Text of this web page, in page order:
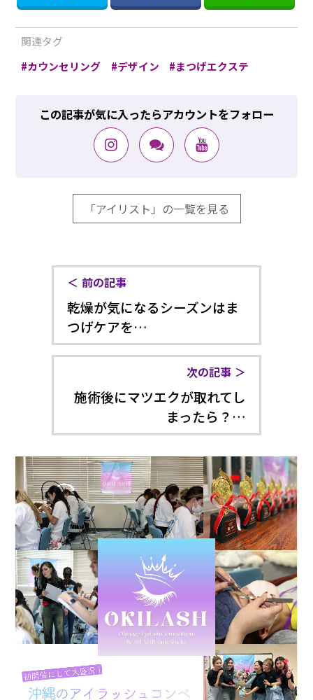
関連タグ
カウンセリング
デザイン まつげエクステ
この記事が気に入ったらアカウントをフォロー
「アイリスト」の一覧を見る
前の記事
乾燥が気になるシーズンはま
つげケアを…
次の記事
施術後にマツエクが取れてし
まったら？…